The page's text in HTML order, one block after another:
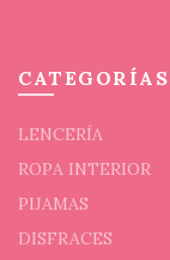
CATEGORÍAS
LENCERÍA
ROPA INTERIOR
PIJAMAS
DISFRACES